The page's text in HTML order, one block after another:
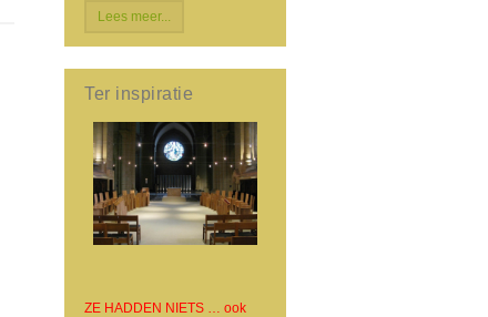
Lees meer...
Ter inspiratie
ZE HADDEN NIETS … ook